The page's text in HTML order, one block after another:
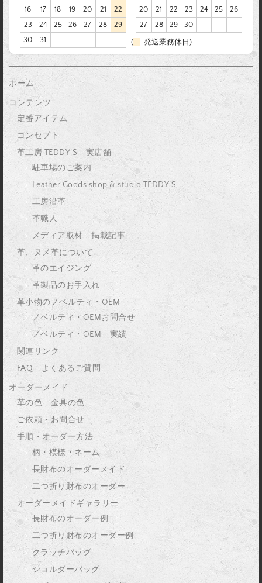
16
17 18 19 20 21
22
23
24 25 26 27 28
29
30
31
20
21 22 23 24 25
26
27
28 29 30
( 発送業務休日)
ホーム
コンテンツ
定番アイテム
コンセプト
革工房 TEDDY’S 実店舗
駐車場のご案内
Leather Goods shop & studio TEDDY’S
工房沿革
革職人
メディア取材 掲載記事
革、ヌメ革について
革のエイジング
革製品のお手入れ
革小物のノベルティ・OEM
ノベルティ・OEMお問合せ
ノベルティ・OEM 実績
関連リンク
FAQ よくあるご質問
オーダーメイド
革の色 金具の色
ご依頼・お問合せ
手順・オーダー方法
柄・模様・ネーム
長財布のオーダーメイド
二つ折り財布のオーダー
オーダーメイドギャラリー
長財布のオーダー例
二つ折り財布のオーダー例
クラッチバッグ
ショルダーバッグ